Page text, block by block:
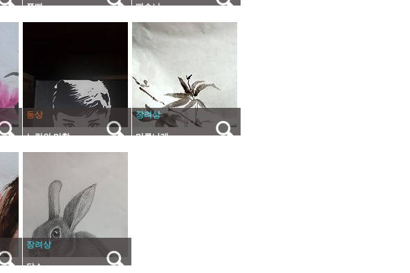
쮸삐 삐수늬
동상
느림의 미학
장려상
미루나래
장려상
닥스